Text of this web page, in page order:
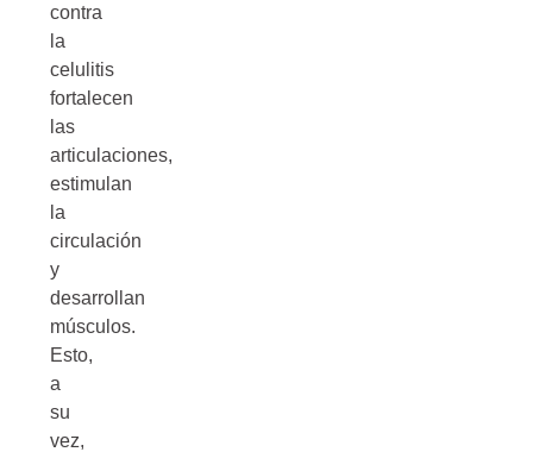
contra
la
celulitis
fortalecen
las
articulaciones,
estimulan
la
circulación
y
desarrollan
músculos.
Esto,
a
su
vez,